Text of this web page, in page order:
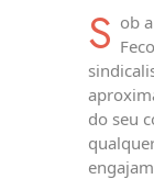
S ob
do seu